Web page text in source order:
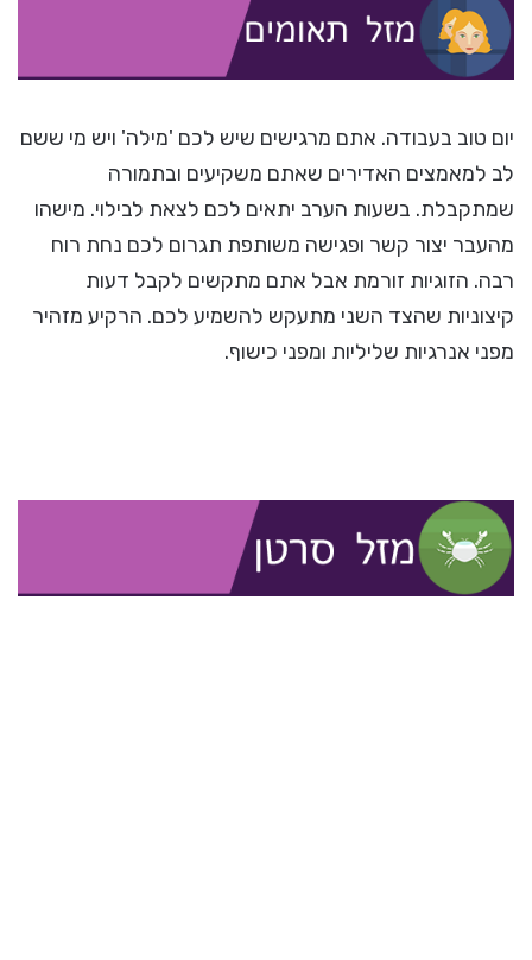
יום טוב בעבודה. אתם מרגישים שיש לכם 'מילה' ויש מי ששם
לב למאמצים האדירים שאתם משקיעים ובתמורה
שמתקבלת. בשעות הערב יתאים לכם לצאת לבילוי. מישהו
מהעבר יצור קשר ופגישה משותפת תגרום לכם נחת רוח
רבה. הזוגיות זורמת אבל אתם מתקשים לקבל דעות
קיצוניות שהצד השני מתעקש להשמיע לכם. הרקיע מזהיר
מפני אנרגיות שליליות ומפני כישוף.